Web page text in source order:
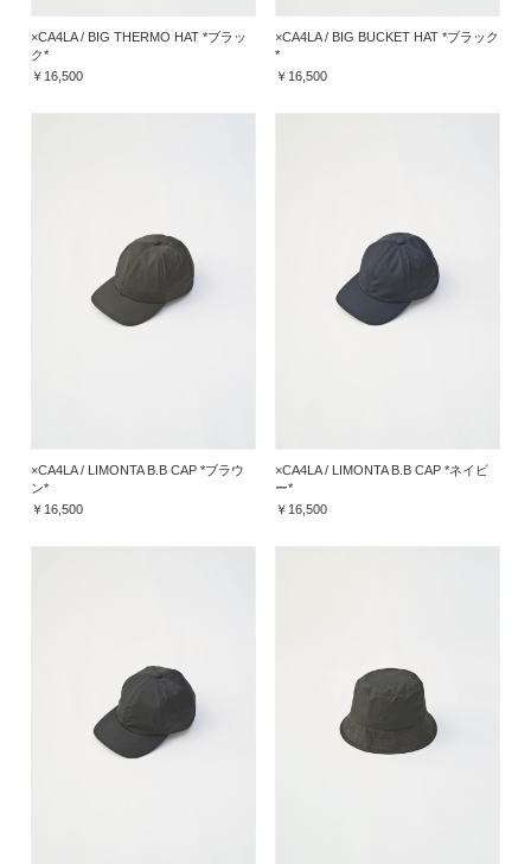
×CA4LA / BIG THERMO HAT *ブラッ
ク*
￥16,500
×CA4LA / BIG BUCKET HAT *ブラック
*
￥16,500
×CA4LA / LIMONTA B.B CAP *ブラウ
ン*
￥16,500
×CA4LA / LIMONTA B.B CAP *ネイビ
ー*
￥16,500